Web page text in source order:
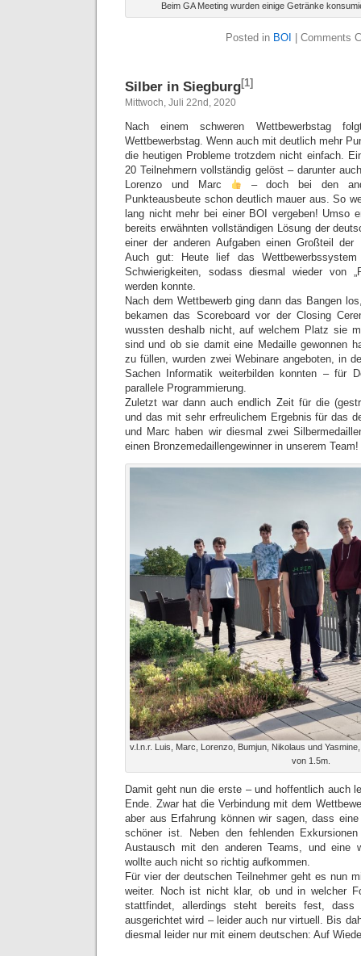
Beim GA Meeting wurden einige Getränke
Posted in BOI Comments
Silber in Siegburg[1]
Mittwoch, Juli 22nd, 2020
Nach einem schweren Wettbewerbstag
Wettbewerbstag. Wenn auch mit deutlich mehr
die heutigen Probleme trotzdem nicht einfach.
20 Teilnehmern vollständig gelöst – darunter
Lorenzo und Marc
– doch bei den
Punkteausbeute schon deutlich mauer aus. So
lang nicht mehr bei einer BOI vergeben! Umso
bereits erwähnten vollständigen Lösung der
einer der anderen Aufgaben einen Großteil der
Auch gut: Heute lief das
Schwierigkeiten, sodass diesmal wieder von
werden konnte.
Nach dem Wettbewerb ging dann das Bangen
bekamen das Scoreboard vor der Closing
wussten deshalb nicht, auf welchem Platz sie
sind und ob sie damit eine Medaille gewonnen
zu füllen, wurden zwei Webinare angeboten, in
Sachen Informatik weiterbilden konnten – für
parallele Programmierung.
Zuletzt war dann auch endlich Zeit für die
und das mit sehr erfreulichem Ergebnis für das
und Marc haben wir diesmal zwei
einen Bronzemedaillengewinner in unserem Team!
v.l.n.r. Luis, Marc, Lorenzo, Bumjun, Nikolaus und
von 1.5m.
Damit geht nun die erste – und hoffentlich auch
Ende. Zwar hat die Verbindung mit dem
aber aus Erfahrung können wir sagen, dass
schöner ist. Neben den fehlenden
Austausch mit den anderen Teams, und eine
wollte auch nicht so richtig aufkommen.
Für vier der deutschen Teilnehmer geht es nun
weiter. Noch ist nicht klar, ob und in welcher
stattfindet, allerdings steht bereits fest,
ausgerichtet wird – leider auch nur virtuell. Bis
diesmal leider nur mit einem deutschen: Auf